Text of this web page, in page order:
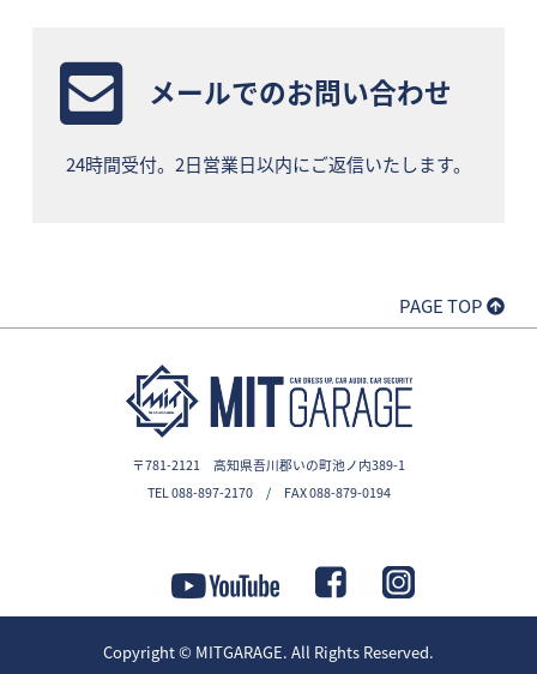
メールでのお問い合わせ
24時間受付。2日営業日以内にご返信いたします。
PAGE TOP
〒781-2121 高知県吾川郡いの町池ノ内389-1
TEL 088-897-2170 / FAX 088-879-0194
Copyright © MITGARAGE. All Rights Reserved.